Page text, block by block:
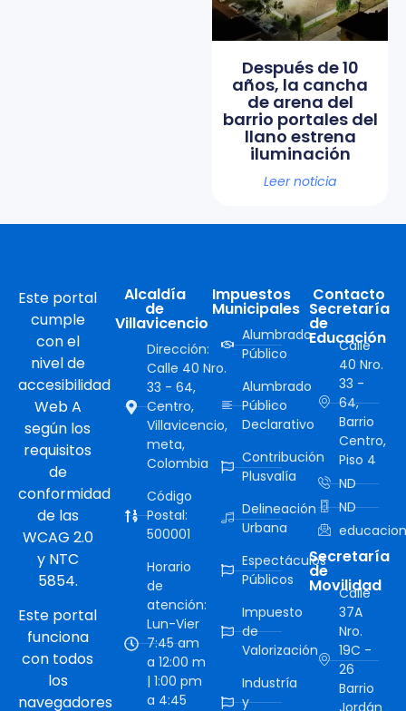
Después de 10
años, la cancha
de arena del
barrio portales del
llano estrena
iluminación
Leer noticia
Este portal
cumple
con el
nivel de
accesibilidad
Web A
según los
requisitos
de
conformidad
de las
WCAG 2.0
y NTC
5854.
Este portal
funciona
con todos
los
navegadores
Alcaldía
de
Villavicencio
Dirección:
Calle 40 Nro.
33 - 64,
Centro,
Villavicencio,
meta,
Colombia
Código
Postal:
500001
Horario
de
atención:
Lun-Vier
7:45 am
a 12:00 m
| 1:00 pm
a 4:45
Impuestos
Municipales
Alumbrado
Público
Alumbrado
Público
Declarativo
Contribución
Plusvalía
Delineación
Urbana
Espectáculos
Públicos
Impuesto
de
Valorización
Industría
y
Contacto
Secretaría
de
Educación
Calle
40 Nro.
33 -
64,
Barrio
Centro,
Piso 4
ND
ND
Secretaría
de
Movilidad
Calle
37A
Nro.
19C -
26
Barrio